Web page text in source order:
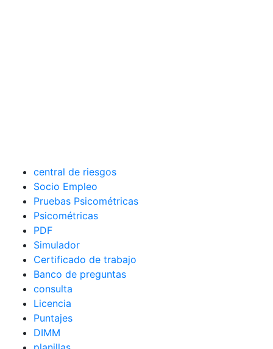
central de riesgos
Socio Empleo
Pruebas Psicométricas
Psicométricas
PDF
Simulador
Certificado de trabajo
Banco de preguntas
consulta
Licencia
Puntajes
DIMM